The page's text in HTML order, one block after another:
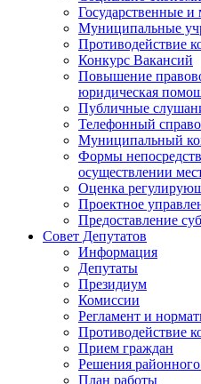
Государственные
Муниципальные
Противодействие
Конкурс Вакансий
Повышение
юридическая
Публичные
Телефонный
Муниципальный
Формы
осуществлении
Оценка
Проектное
Предоставление
Совет Депутатов
Информация
Депутаты
Президиум
Комиссии
Регламент и
Противодействие
Прием граждан
Решения
План работы